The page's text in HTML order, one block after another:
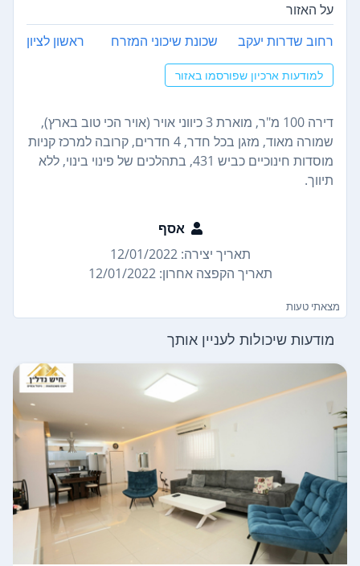
על האזור
רחוב שדרות יעקב שכונת שיכוני המזרח ראשון לציון
למודעות ארכיון שפורסמו באזור
דירה 100 מ"ר, מוארת 3 כיווני אויר (אויר הכי טוב בארץ),
שמורה מאוד, מזגן בכל חדר, 4 חדרים, קרובה למרכז קניות
מוסדות חינוכיים כביש 431, בתהלכים של פינוי בינוי, ללא
תיווך.
אסף
תאריך יצירה: 12/01/2022
תאריך הקפצה אחרון: 12/01/2022
מצאתי טעות
מודעות שיכולות לעניין אותך